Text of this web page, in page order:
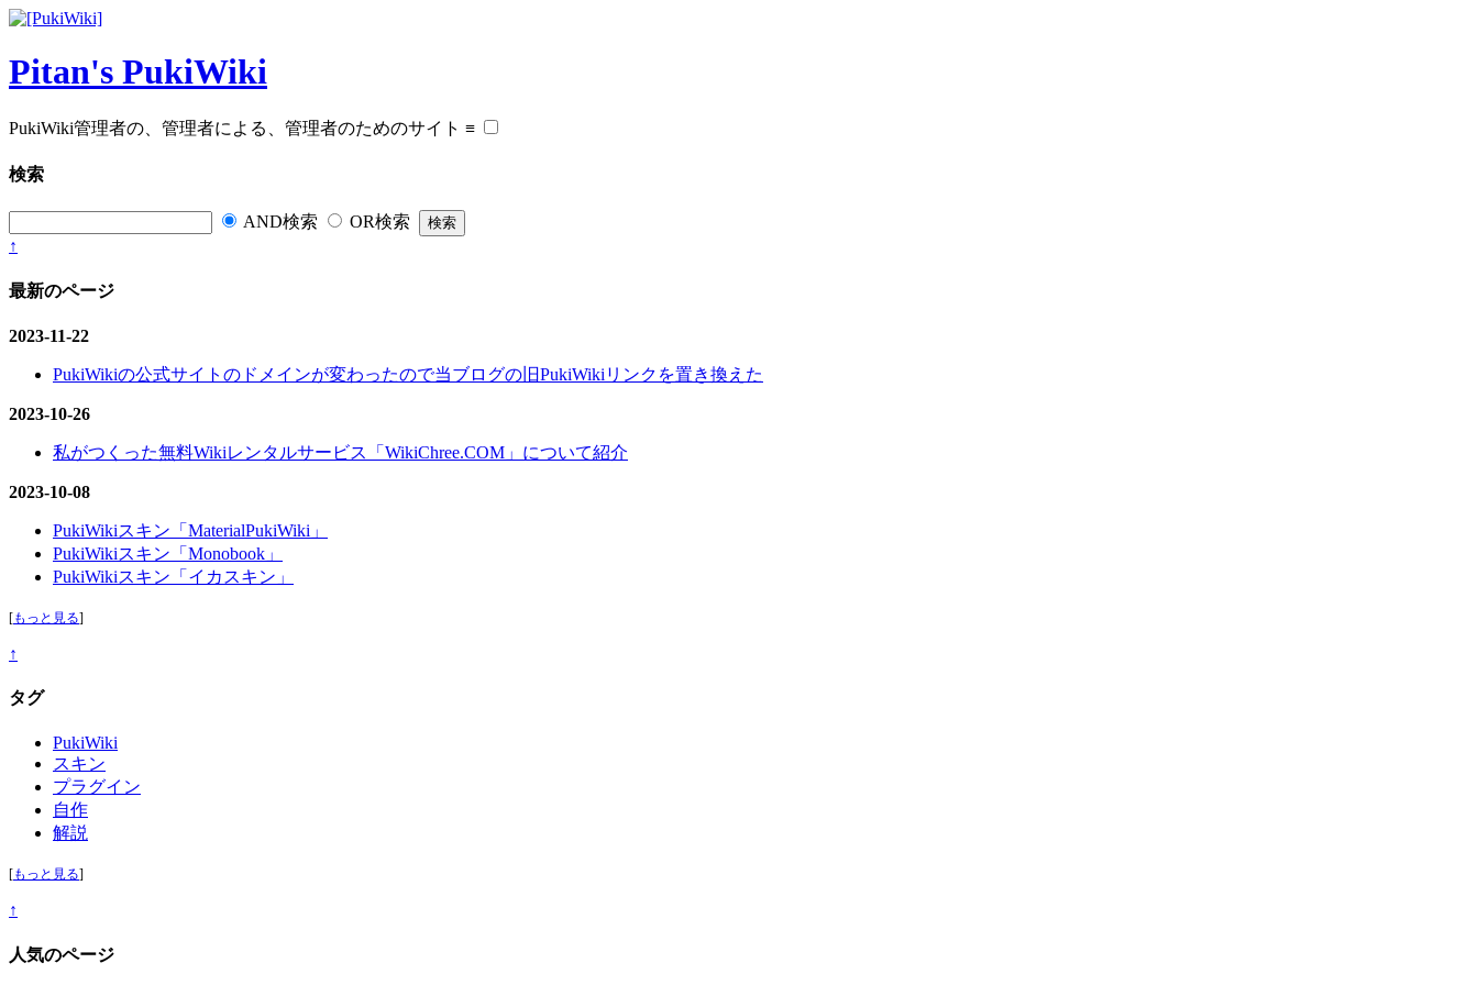
Pitan's PukiWiki
PukiWiki管理者の、管理者による、管理者のためのサイト ≡
検索
AND検索
OR検索
↑
最新のページ
2023-11-22
PukiWikiの公式サイトのドメインが変わったので当ブログの旧PukiWikiリンクを置き換えた
2023-10-26
私がつくった無料Wikiレンタルサービス「WikiChree.COM」について紹介
2023-10-08
PukiWikiスキン「MaterialPukiWiki」
PukiWikiスキン「Monobook」
PukiWikiスキン「イカスキン」
[もっと見る]
↑
タグ
PukiWiki
スキン
プラグイン
自作
解説
[もっと見る]
↑
人気のページ